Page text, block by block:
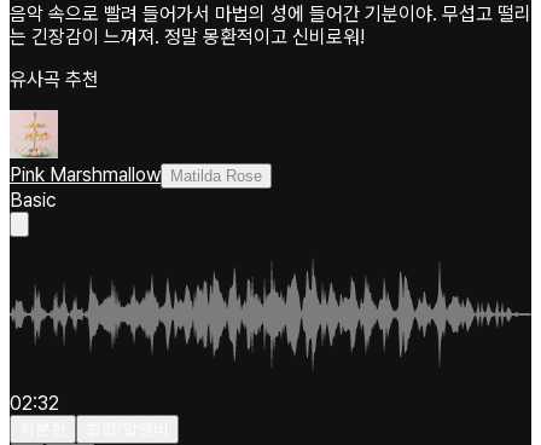
음악 속으로 빨려 들어가서 마법의 성에 들어간 기분이야. 무섭고 떨리
는 긴장감이 느껴져. 정말 몽환적이고 신비로워!
유사곡 추천
Pink Marshmallow Matilda Rose
Basic
02:32